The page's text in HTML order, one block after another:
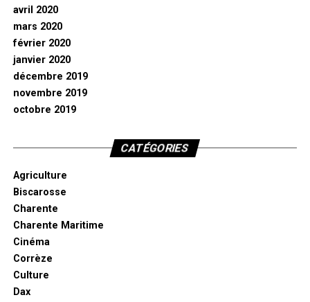
avril 2020
mars 2020
février 2020
janvier 2020
décembre 2019
novembre 2019
octobre 2019
CATÉGORIES
Agriculture
Biscarosse
Charente
Charente Maritime
Cinéma
Corrèze
Culture
Dax